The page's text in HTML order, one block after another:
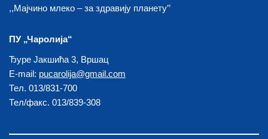
,,Мајчино млеко – за здравију планету’’
ПУ „Чаролија“
Ђуре Јакшића 3, Вршац
E-mail: pucarolija@gmail.com
Тел. 013/831-700
Тел/факс. 013/839-308